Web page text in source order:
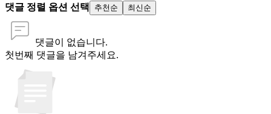
댓글 정렬 옵션 선택
추천순 최신순
댓글이 없습니다.
첫번째 댓글을 남겨주세요.